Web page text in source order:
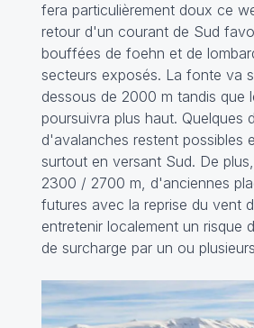
fera particulièrement doux ce
retour d'un courant de Sud
bouffées de foehn et de
secteurs exposés. La fonte va
dessous de 2000 m tandis que
poursuivra plus haut. Quelques
d'avalanches restent possibles
surtout en versant Sud. De
2300 / 2700 m, d'anciennes
futures avec la reprise du vent
entretenir localement un risque
de surcharge par un ou